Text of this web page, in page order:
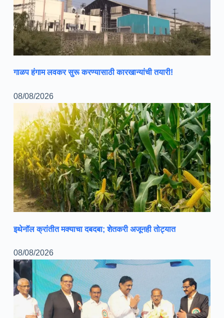
गाळप हंगाम लवकर सुरू करण्यासाठी कारखान्यांची तयारी!
08/08/2026
इथेनॉल क्रांतीत मक्याचा दबदबा; शेतकरी अजूनही तोट्यात
08/08/2026